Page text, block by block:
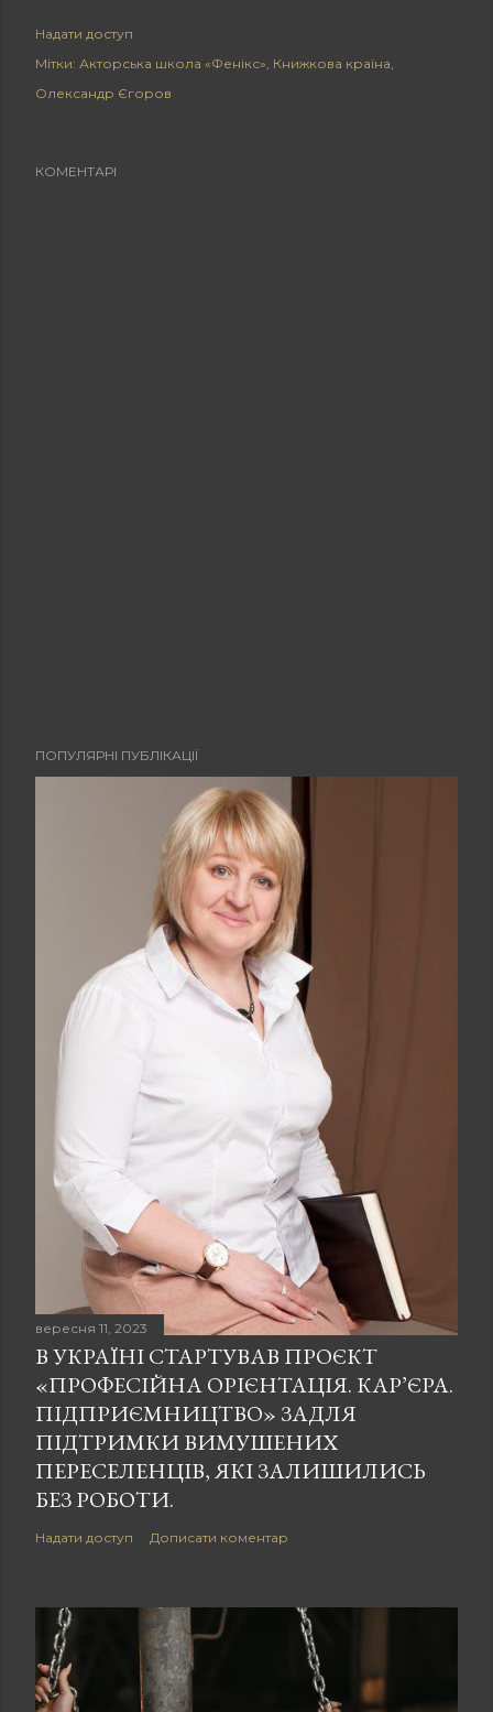
Надати доступ
Мітки: Акторська школа «Фенікс» Книжкова країна
Олександр Єгоров
КОМЕНТАРІ
ПОПУЛЯРНІ ПУБЛІКАЦІЇ
вересня 11, 2023
В УКРАЇНІ СТАРТУВАВ ПРОЄКТ
«ПРОФЕСІЙНА ОРІЄНТАЦІЯ. КАР’ЄРА.
ПІДПРИЄМНИЦТВО» ЗАДЛЯ
ПІДТРИМКИ ВИМУШЕНИХ
ПЕРЕСЕЛЕНЦІВ, ЯКІ ЗАЛИШИЛИСЬ
БЕЗ РОБОТИ.
Надати доступ Дописати коментар